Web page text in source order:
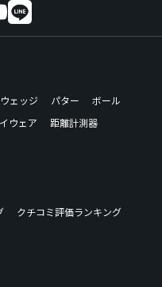
ウェッジ パター
ボール
ウェア
距離計測器
クチコミ評価ランキング